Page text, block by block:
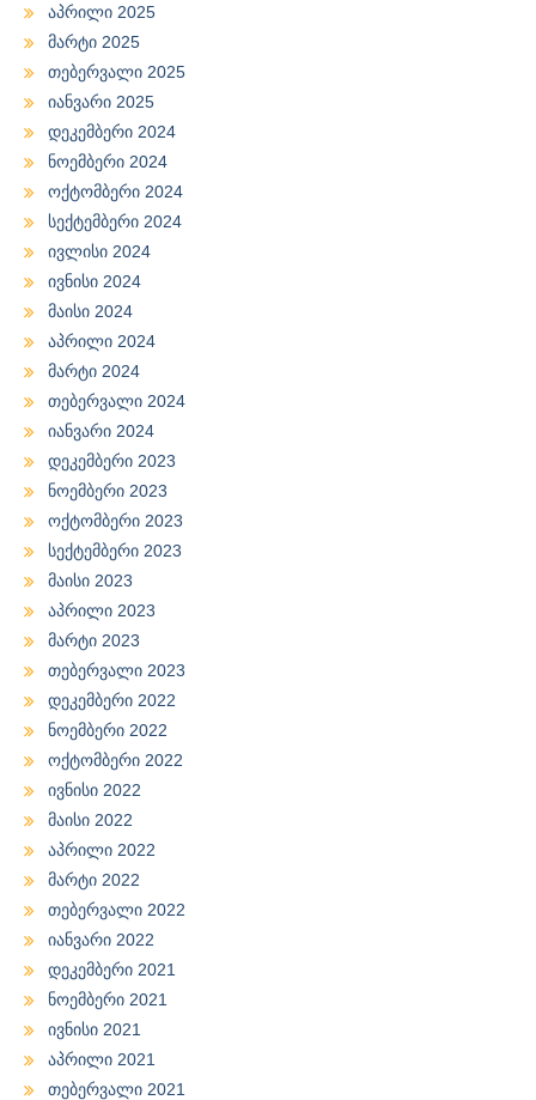
აპრილი 2025
მარტი 2025
თებერვალი 2025
იანვარი 2025
დეკემბერი 2024
ნოემბერი 2024
ოქტომბერი 2024
სექტემბერი 2024
ივლისი 2024
ივნისი 2024
მაისი 2024
აპრილი 2024
მარტი 2024
თებერვალი 2024
იანვარი 2024
დეკემბერი 2023
ნოემბერი 2023
ოქტომბერი 2023
სექტემბერი 2023
მაისი 2023
აპრილი 2023
მარტი 2023
თებერვალი 2023
დეკემბერი 2022
ნოემბერი 2022
ოქტომბერი 2022
ივნისი 2022
მაისი 2022
აპრილი 2022
მარტი 2022
თებერვალი 2022
იანვარი 2022
დეკემბერი 2021
ნოემბერი 2021
ივნისი 2021
აპრილი 2021
თებერვალი 2021